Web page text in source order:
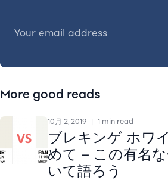
More good reads
10月 2, 2019 1 min read
ブレキンゲ ホワ
めて – この有名
いて語ろう